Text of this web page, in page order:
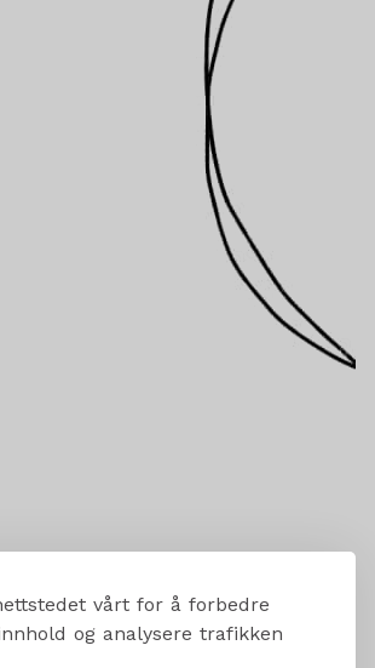
vårt for å forbedre
og analysere trafikken